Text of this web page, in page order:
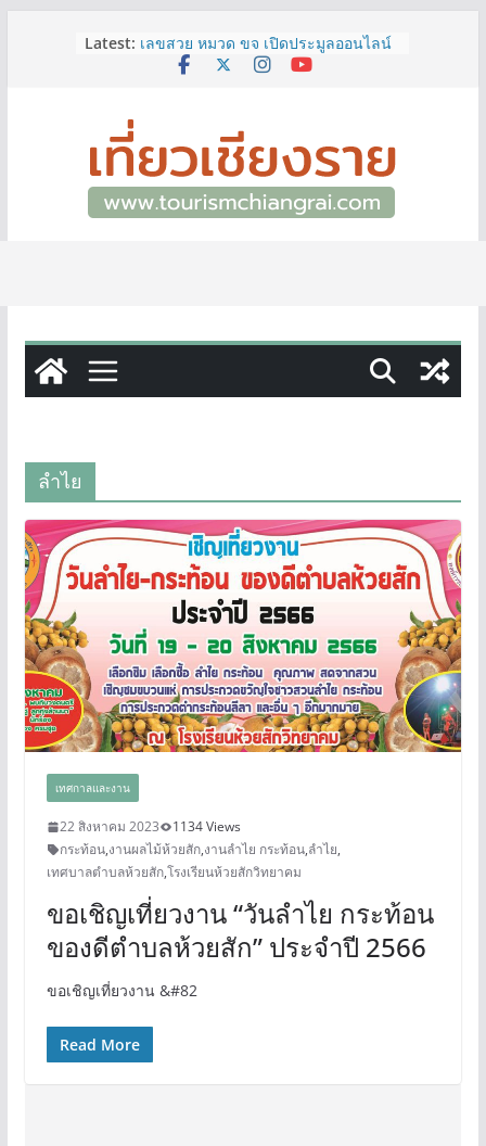
Latest: เลขสวย หมวด ขจ เปิดประมูลออนไลน์
แล้ววันนี้ เลขเด่น เลขมงคล ความหมาย
จ.เชียงราย ที่ไม่ควรพลาด!
12–16 ส.ค.นี้ เตรียมพบกับมหกรรมสุด
ยิ่งใหญ่แห่งปี “อุตสาหกรรมแฟร์ ล้านนา
ตะวันออก 2026”
ผู้ว่าฯ เชียงราย เยี่ยมชม “ป๊ะกาด Vol.2”
“Feel All the Feelings” เที่ยวให้สนุก
เก็บแสตมป์ครบ แล้วรับของที่ระลึกสุด
ลำไย
เทศกาลและงาน
22 สิงหาคม 2023
1134 Views
กระท้อน,งานผลไม้ห้วยสัก,งานลำไย กระท้อน,ลำไย,
เทศบาลตำบลห้วยสัก,โรงเรียนห้วยสักวิทยาคม
ขอเชิญเที่ยวงาน “วันลำไย กระท้อน
ของดีตำบลห้วยสัก” ประจำปี 2566
ขอเชิญเที่ยวงาน &#82
Read More